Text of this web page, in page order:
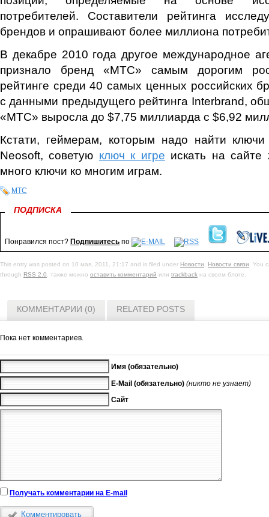
потребителей. Составители рейтинга
брендов и опрашивают более миллиона
В декабре 2010 года другое международное
признало бренд «МТС» самым дорогим
рейтинге среди 40 самых ценных российских
с данными предыдущего рейтинга Interbrand,
«МТС» выросла до $7,75 миллиарда с $6,92
Кстати, геймерам, которым надо найти
Neosoft, советую ключ к игре искать на
много ключи ко многим играм.
МТС
ПОДПИСКА
Понравился пост? Подпишитесь по
This entry was posted on 10 мая, 2011, 21:17 and is filed under Новости, Новости связи. You
through RSS 2.0. также можно оставить комментарий или trackback на своем блоге.
КОММЕНТАРИИ (0) RELATED POSTS
Пока нет комментариев.
Имя (обязательно)
E-Mail (обязательно) (никто не узнает)
Сайт
Получать комментарии на E-mail
Комментировать